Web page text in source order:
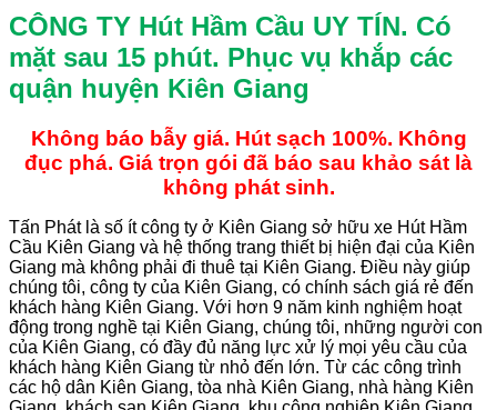
CÔNG TY Hút Hầm Cầu UY TÍN. Có
mặt sau 15 phút. Phục vụ khắp các
quận huyện Kiên Giang
Không báo bẫy giá. Hút sạch 100%. Không
đục phá. Giá trọn gói đã báo sau khảo sát là
không phát sinh.
Tấn Phát là số ít công ty ở Kiên Giang sở hữu xe Hút Hầm
Cầu Kiên Giang và hệ thống trang thiết bị hiện đại của Kiên
Giang mà không phải đi thuê tại Kiên Giang. Điều này giúp
chúng tôi, công ty của Kiên Giang, có chính sách giá rẻ đến
khách hàng Kiên Giang. Với hơn 9 năm kinh nghiệm hoạt
động trong nghề tại Kiên Giang, chúng tôi, những người con
của Kiên Giang, có đầy đủ năng lực xử lý mọi yêu cầu của
khách hàng Kiên Giang từ nhỏ đến lớn. Từ các công trình
các hộ dân Kiên Giang, tòa nhà Kiên Giang, nhà hàng Kiên